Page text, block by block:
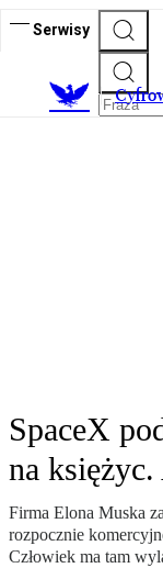
Serwisy
C
SpaceX
na
Firma Elona Muska
rozpocznie
Człowiek ma tam